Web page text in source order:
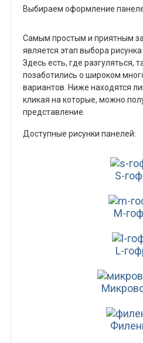
Выбираем оформление
Самым простым и приятным
является этап выбора рисунка
Здесь есть, где разгуляться,
позаботились о широком
вариантов. Ниже находятся
кликая на которые, можно
представление.
Доступные рисунки панелей:
S-
M-
L-